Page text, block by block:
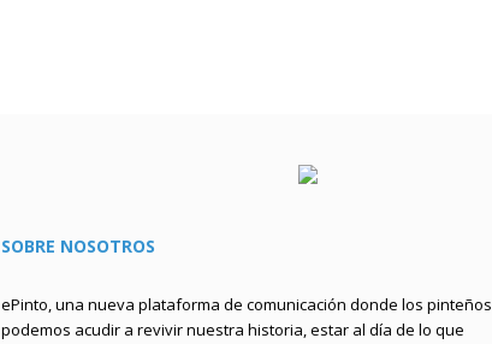
SOBRE NOSOTROS
ePinto, una nueva plataforma de comunicación donde los pinteños
podemos acudir a revivir nuestra historia, estar al día de lo que